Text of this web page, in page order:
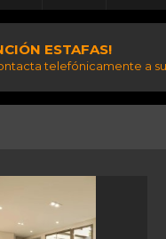
ESTAFAS!
telefónicamente a